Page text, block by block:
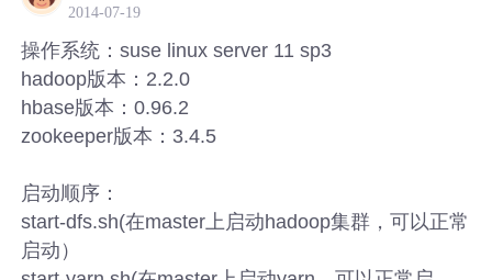
2014-07-19
操作系统：suse linux server 11 sp3
hadoop版本：2.2.0
hbase版本：0.96.2
zookeeper版本：3.4.5
启动顺序：
start-dfs.sh(在master上启动hadoop集群，可以正常
启动）